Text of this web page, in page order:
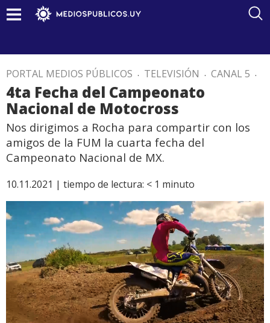
PORTAL MEDIOS PÚBLICOS . TELEVISIÓN . CANAL 5 .
4ta Fecha del Campeonato
Nacional de Motocross
Nos dirigimos a Rocha para compartir con los
amigos de la FUM la cuarta fecha del
Campeonato Nacional de MX.
10.11.2021 | tiempo de lectura: < 1 minuto